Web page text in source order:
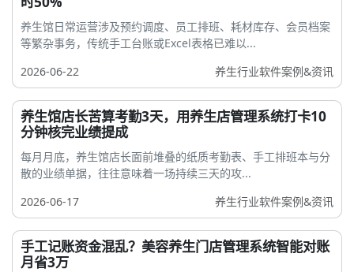
养生馆日常运营涉及预约调度、员工排班、耗材库存、会员档案
等繁杂事务，传统手工台账或Excel表格已难以...
2026-06-22
养生行业软件案例&资讯
养生馆店长苦算考勤3天，用养生店管理系统打卡10
分钟核完业绩提成
每月月底，养生馆店长面前堆叠的纸质考勤表、手工排班本与分
散的业绩单据，往往意味着一场持续三天的攻...
2026-06-17
养生行业软件案例&资讯
手工记账资金混乱？美容养生门店管理系统智能对账
月省3万